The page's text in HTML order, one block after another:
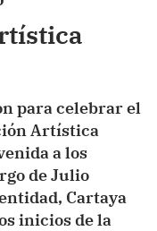
para celebrar el
Artística
a los
de Julio
Cartaya
inicios de la